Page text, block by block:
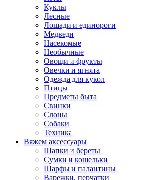
Куклы
Лесные
Лошади и единороги
Медведи
Насекомые
Необычные
Овощи и фрукты
Овечки и ягнята
Одежда для кукол
Птицы
Предметы быта
Свинки
Слоны
Собаки
Техника
Вяжем аксессуары
Шапки и береты
Сумки и кошельки
Шарфы и палантины
Варежки, перчатки